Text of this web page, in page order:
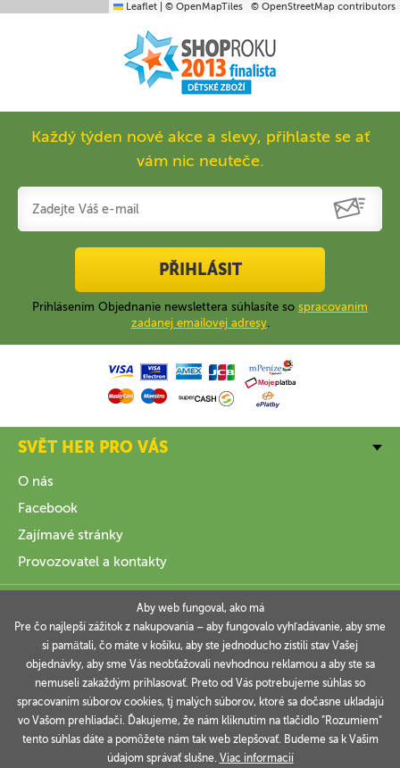
Leaflet © OpenMapTiles © OpenStreetMap contributors
Každý týden nové akce a slevy, přihlaste se ať
vám nic neuteče.
PŘIHLÁSIT
Prihlásením Objednanie newslettera súhlasíte so spracovaním
zadanej emailovej adresy.
SVĚT HER PRO VÁS
O nás
Facebook
Zajímavé stránky
Provozovatel a kontakty
INFORMACE
VAŠE OBJEDNÁVKY
Technicky zajišťujeSimplia.cz.
Aby web fungoval, ako má
Pre čo najlepší zážitok z nakupovania – aby fungovalo vyhľadávanie, aby sme
si pamätali, čo máte v košíku, aby ste jednoducho zistili stav Vašej
objednávky, aby sme Vás neobťažovali nevhodnou reklamou a aby ste sa
nemuseli zakaždým prihlasovať. Preto od Vás potrebujeme súhlas so
spracovaním súborov cookies, tj malých súborov, ktoré sa dočasne ukladajú
vo Vašom prehliadači. Ďakujeme, že nám kliknutím na tlačidlo "Rozumiem"
tento súhlas dáte a pomôžete nám tak web zlepšovať. Budeme sa k Vašim
údajom správať slušne. Viac informacií